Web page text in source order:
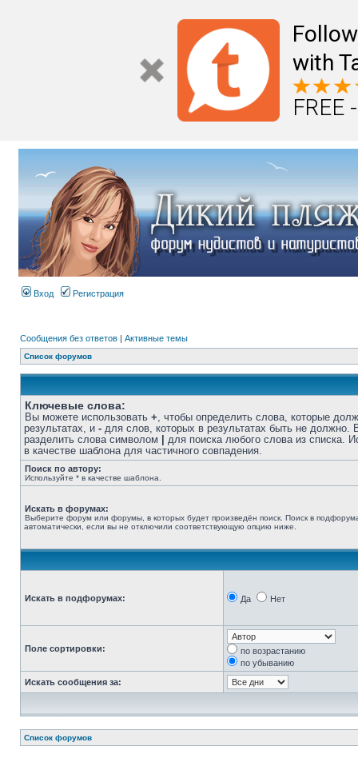
with
FREE
Вход Регистрация
Сообщения без ответов | Активные темы
Список форумов
Ключевые слова:
Вы можете использовать +, чтобы определить слова, которые
результатах, и - для слов, которых в результатах быть не должно.
разделить слова символом
для поиска любого слова из списка.
в качестве шаблона для частичного совпадения.
Поиск по автору:
Используйте * в качестве шаблона.
Искать в форумах:
Выберите форум или форумы, в которых будет произведён поиск. Поиск в
автоматически, если вы не отключили соответствующую опцию ниже.
Искать в подфорумах: Да Нет
Поле сортировки:
по возрастанию
по убыванию
Искать сообщения за:
Список форумов